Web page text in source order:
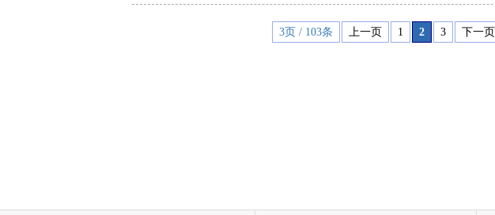
3页 / 103条 上一页 1 2 3 下一页